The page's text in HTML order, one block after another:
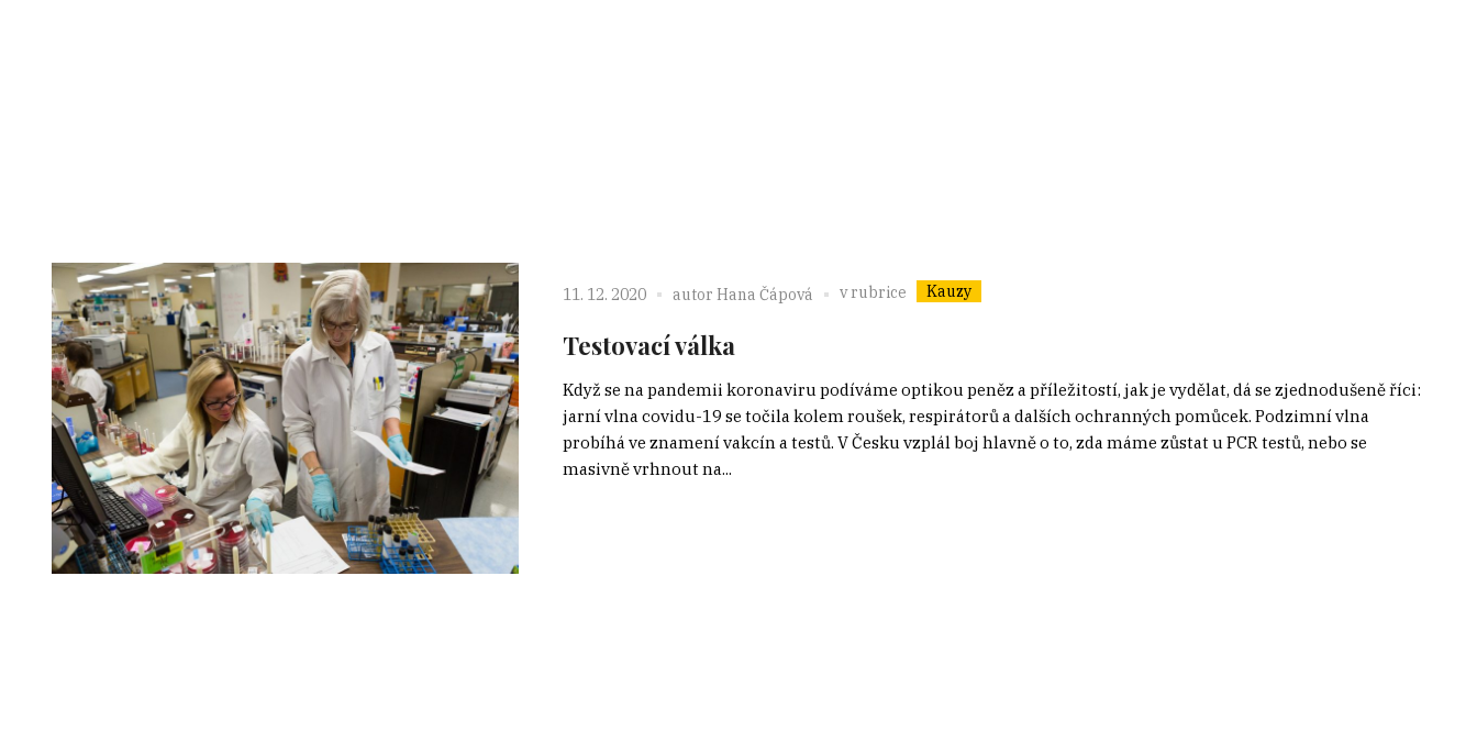
11. 12. 2020 autor Hana Čápová v rubrice Kauzy
Testovací válka
Když se na pandemii koronaviru podíváme optikou peněz a příležitostí, jak je vydělat, dá se zjednodušeně říci:
jarní vlna covidu-19 se točila kolem roušek, respirátorů a dalších ochranných pomůcek. Podzimní vlna
probíhá ve znamení vakcín a testů. V Česku vzplál boj hlavně o to, zda máme zůstat u PCR testů, nebo se
masivně vrhnout na...